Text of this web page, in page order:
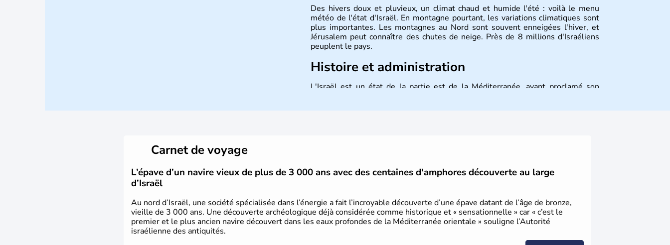
Des hivers doux et pluvieux, un climat chaud et humide l'été : voilà le menu
météo de l'état d'Israël. En montagne pourtant, les variations climatiques sont
plus importantes. Les montagnes au Nord sont souvent enneigées l'hiver, et
Jérusalem peut connaître des chutes de neige. Près de 8 millions d'Israéliens
peuplent le pays.
Histoire et administration
L'Israël est un état de la partie est de la Méditerranée, ayant proclamé son
Carnet de voyage
L’épave d’un navire vieux de plus de 3 000 ans avec des centaines d'amphores découverte au large
d’Israël
Au nord d’Israël, une société spécialisée dans l’énergie a fait l’incroyable découverte d’une épave datant de l’âge de bronze,
vieille de 3 000 ans. Une découverte archéologique déjà considérée comme historique et « sensationnelle » car « c’est le
premier et le plus ancien navire découvert dans les eaux profondes de la Méditerranée orientale » souligne l’Autorité
israélienne des antiquités.